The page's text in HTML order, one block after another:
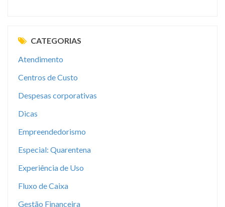
CATEGORIAS
Atendimento
Centros de Custo
Despesas corporativas
Dicas
Empreendedorismo
Especial: Quarentena
Experiência de Uso
Fluxo de Caixa
Gestão Financeira